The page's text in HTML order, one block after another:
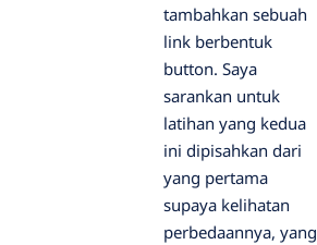
tambahkan sebuah
link berbentuk
button. Saya
sarankan untuk
latihan yang kedua
ini dipisahkan dari
yang pertama
supaya kelihatan
perbedaannya, yang